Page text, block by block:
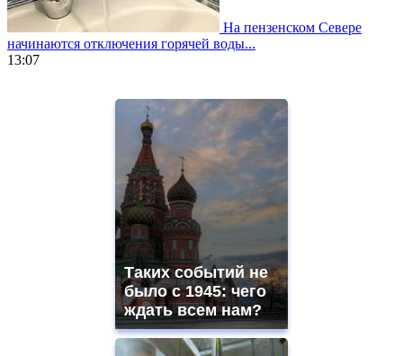
На пензенском Севере
начинаются отключения горячей воды...
13:07
https://gradewatches.to/
https://www.replicasrelojes.to/
Таких событий не
было с 1945: чего
ждать всем нам?